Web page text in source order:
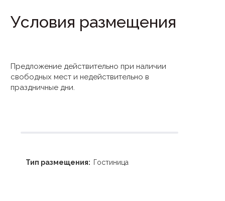
Условия размещения
Предложение действительно при наличии
свободных мест и недействительно в
праздничные дни.
Тип размещения: Гостиница